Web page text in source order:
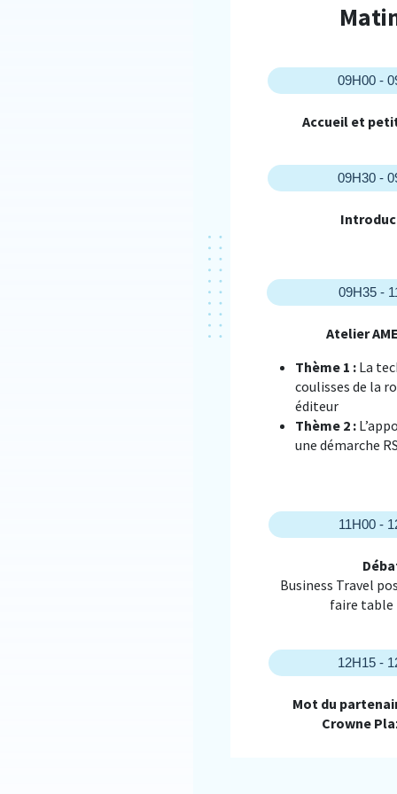
09H00 -
Accueil et
09H30 -
09H35 -
Atelier
Thème 1 : La
coulisses de la
éditeur
Thème 2 :
une démarche
11H00 -
Business Travel
faire table
12H15 -
Mot du
Crowne